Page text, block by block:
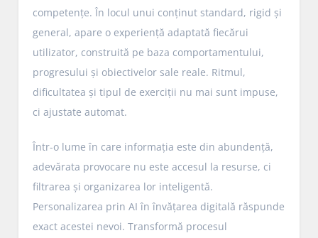
competențe. În locul unui conținut standard, rigid și
general, apare o experiență adaptată fiecărui
utilizator, construită pe baza comportamentului,
progresului și obiectivelor sale reale. Ritmul,
dificultatea și tipul de exerciții nu mai sunt impuse,
ci ajustate automat.
Într-o lume în care informația este din abundență,
adevărata provocare nu este accesul la resurse, ci
filtrarea și organizarea lor inteligentă.
Personalizarea prin AI în învățarea digitală răspunde
exact acestei nevoi. Transformă procesul